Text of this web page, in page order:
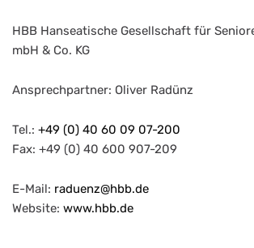
HBB Hanseatische Gesellschaft für
mbH & Co. KG
Ansprechpartner: Oliver Radünz
Tel.:+49 (0) 40 60 09 07-200
Fax: +49 (0) 40 600 907-209
E-Mail: raduenz@hbb.de
Website:www.hbb.de